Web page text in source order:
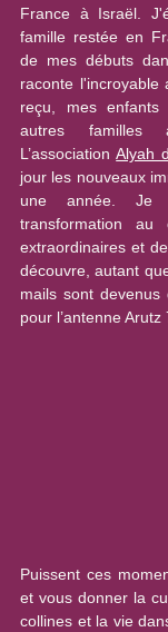
France à Israël.
famille restée en
de mes débuts
raconte l'incroyable
reçu, mes
autres familles
L’association Alyah
jour les nouveaux
une année. Je
transformation au
extraordinaires et
découvre, autant
mails sont
pour l’antenne Arutz
Puissent ces
et vous donner la
collines et la vie